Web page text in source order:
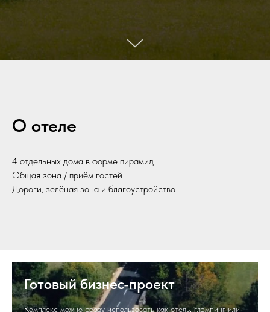
О отеле
4 отдельных дома в форме пирамид
Общая зона / приём гостей
Дороги, зелёная зона и благоустройство
Готовый бизнес-проект
Комплекс можно сразу использовать как отель, глэмпинг или